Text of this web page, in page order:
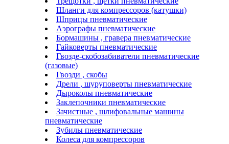
Шланги для компрессоров (катушки)
Шприцы пневматические
Аэрографы пневматические
Бормашины , гравера пневматические
Гайковерты пневматические
Гвозде-скобозабиватели пневматические
(газовые)
Гвозди , скобы
Дрели , шуруповерты пневматические
Дыроколы пневматические
Заклепочники пневматические
Зачистные , шлифовальные машины
пневматические
Зубилы пневматические
Колеса для компрессоров